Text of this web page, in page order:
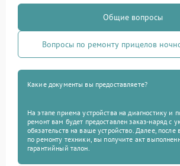
Общие вопросы
Вопросы по ремонту прицелов
Какие документы вы предоставляете?
На этапе приема устройства на диагностику и
ремонт вам будет предоставлен заказ-наряд с
обязательств на ваше устройство. Далее, после
по ремонту техники, вы получите акт
гарантийный талон.